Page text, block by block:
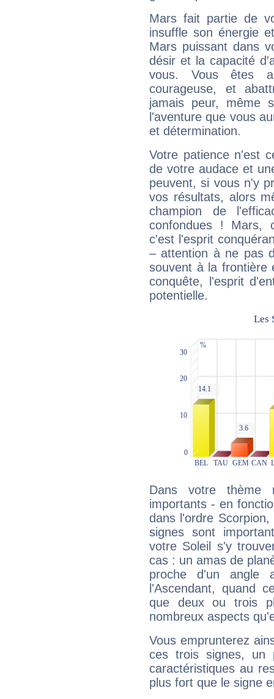
Mars fait partie de
insuffle son énergie
Mars puissant dans
désir et la capacité
vous. Vous êtes
courageuse, et
jamais peur, même
l'aventure que vous
et détermination.
Votre patience n'est
de votre audace et
peuvent, si vous n'y
vos résultats, alors
champion de
confondues ! Mars,
c'est l'esprit
– attention à ne pas
souvent à la frontière
conquête, l'esprit
potentielle.
Dans votre thème
importants - en
dans l'ordre
signes sont
votre Soleil s'y
cas : un amas de
proche d'un
l'Ascendant, quand
que deux ou trois
nombreux aspects
Vous emprunterez
ces trois signes, un
caractéristiques au
plus fort que le signe